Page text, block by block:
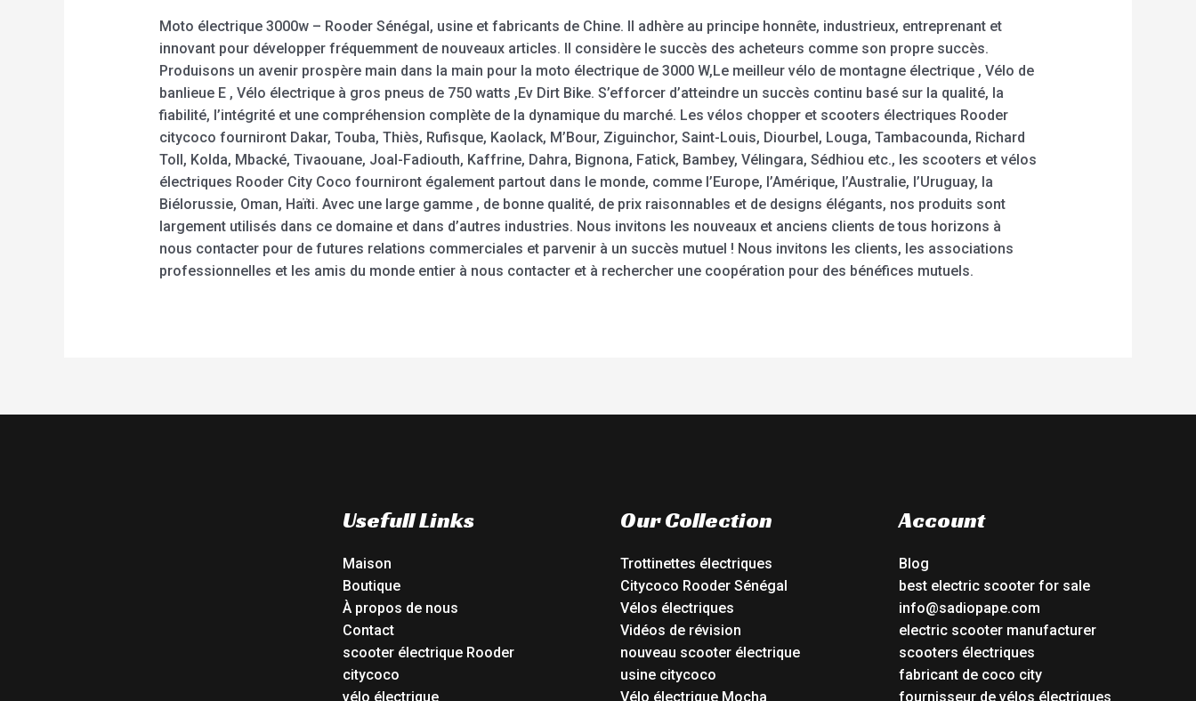
Moto électrique 3000w – Rooder Sénégal, usine et fabricants de Chine. Il adhère au principe honnête, industrieux, entreprenant et
innovant pour développer fréquemment de nouveaux articles. Il considère le succès des acheteurs comme son propre succès.
Produisons un avenir prospère main dans la main pour la moto électrique de 3000 W,Le meilleur vélo de montagne électrique , Vélo de
banlieue E , Vélo électrique à gros pneus de 750 watts ,Ev Dirt Bike. S’efforcer d’atteindre un succès continu basé sur la qualité, la
fiabilité, l’intégrité et une compréhension complète de la dynamique du marché. Les vélos chopper et scooters électriques Rooder
citycoco fourniront Dakar, Touba, Thiès, Rufisque, Kaolack, M’Bour, Ziguinchor, Saint-Louis, Diourbel, Louga, Tambacounda, Richard
Toll, Kolda, Mbacké, Tivaouane, Joal-Fadiouth, Kaffrine, Dahra, Bignona, Fatick, Bambey, Vélingara, Sédhiou etc., les scooters et vélos
électriques Rooder City Coco fourniront également partout dans le monde, comme l’Europe, l’Amérique, l’Australie, l’Uruguay, la
Biélorussie, Oman, Haïti. Avec une large gamme , de bonne qualité, de prix raisonnables et de designs élégants, nos produits sont
largement utilisés dans ce domaine et dans d’autres industries. Nous invitons les nouveaux et anciens clients de tous horizons à
nous contacter pour de futures relations commerciales et parvenir à un succès mutuel ! Nous invitons les clients, les associations
professionnelles et les amis du monde entier à nous contacter et à rechercher une coopération pour des bénéfices mutuels.
Usefull Links
Maison
Boutique
À propos de nous
Contact
scooter électrique Rooder
citycoco
vélo électrique
Our Collection
Trottinettes électriques
Citycoco Rooder Sénégal
Vélos électriques
Vidéos de révision
nouveau scooter électrique
usine citycoco
Vélo électrique Mocha
Account
Blog
best electric scooter for sale
info@sadiopape.com
electric scooter manufacturer
scooters électriques
fabricant de coco city
fournisseur de vélos électriques